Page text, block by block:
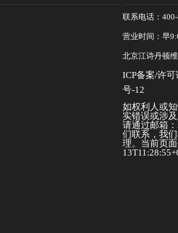
联系电话：
营业时间：早
北京江诗丹顿
ICP备案/许可
号-12
如权利人或
实错误或涉
请通过邮箱
们联系，我
理。当前页